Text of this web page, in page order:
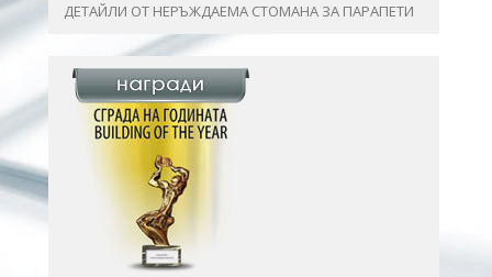
ДЕТАЙЛИ ОТ НЕРЪЖДАЕМА СТОМАНА ЗА ПАРАПЕТИ